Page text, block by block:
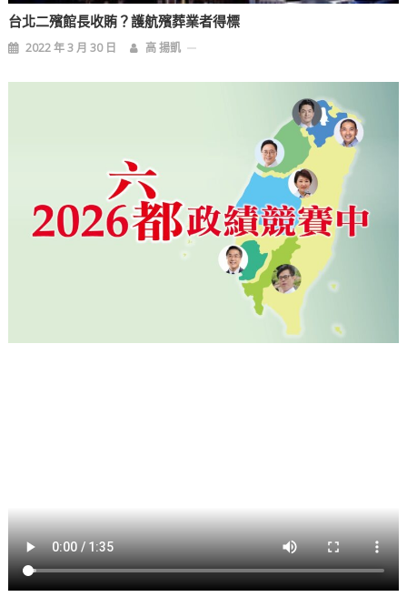
台北二殯館長收賄？護航殯葬業者得標
2022 年 3 月 30 日 高 揚凱